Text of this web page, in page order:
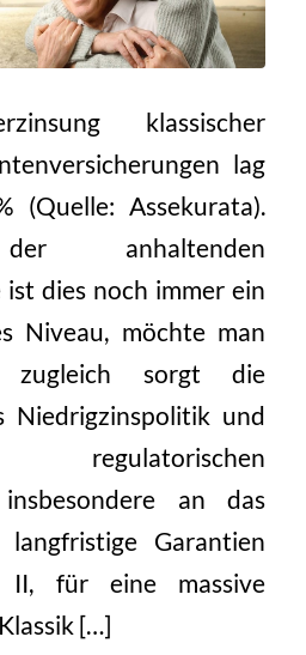
klassischer
lag
(Quelle: Assekurata).
anhaltenden
ist dies noch immer ein
Niveau, möchte man
zugleich sorgt die
Niedrigzinspolitik und
an das
Garantien
II, für eine massive
[…]